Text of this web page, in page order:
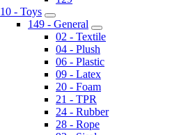
10 - Toys
149 - General
02 - Textile
04 - Plush
06 - Plastic
09 - Latex
20 - Foam
21 - TPR
24 - Rubber
28 - Rope